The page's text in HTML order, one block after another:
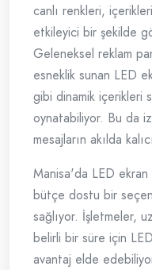
canlı renkleri,
etkileyici bir şekilde
Geleneksel reklam
esneklik sunan LED
gibi dinamik içerikleri
oynatabiliyor. Bu da
mesajların akılda
Manisa'da LED
bütçe dostu bir
sağlıyor. İşletmeler,
belirli bir süre için
avantaj elde